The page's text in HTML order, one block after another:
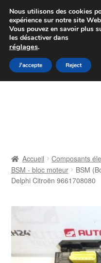
Colissimo
Du lundi au
Aller
à
Aller
au
Contact
Accueil Composants
BSM - bloc moteur
BSM
Delphi Citroën 9661708080
Nous utilisons des cookies
expérience sur notre site
Vous pouvez en savoir plus
les désactiver dans
réglages.
J'accepte Reject